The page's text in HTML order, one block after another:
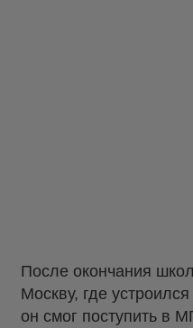
После окончания
Москву, где
он смог поступить в